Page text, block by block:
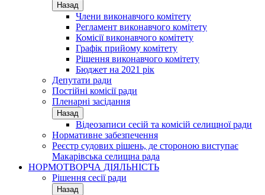
Назад
Члени виконавчого комітету
Регламент виконавчого комітету
Комісії виконавчого комітету
Графік прийому комітету
Рішення виконавчого комітету
Бюджет на 2021 рік
Депутати ради
Постійні комісії ради
Пленарні засідання
Назад
Відеозаписи сесій та комісій селищної ради
Нормативне забезпечення
Реєстр судових рішень, де стороною виступає
Макарівська селищна рада
НОРМОТВОРЧА ДІЯЛЬНІСТЬ
Рішення сесії ради
Назад